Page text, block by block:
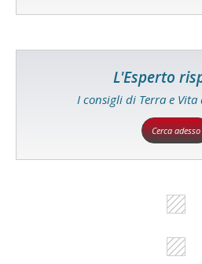
L'Esperto
I consigli di Terra e
Cerca adesso